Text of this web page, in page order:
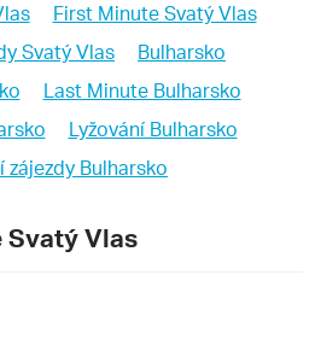
First Minute Svatý Vlas
Svatý Vlas
Bulharsko
Last Minute Bulharsko
Lyžování Bulharsko
zájezdy Bulharsko
Svatý Vlas